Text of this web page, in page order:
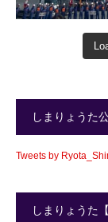
しまりょうた
Tweets by
しまりょうた